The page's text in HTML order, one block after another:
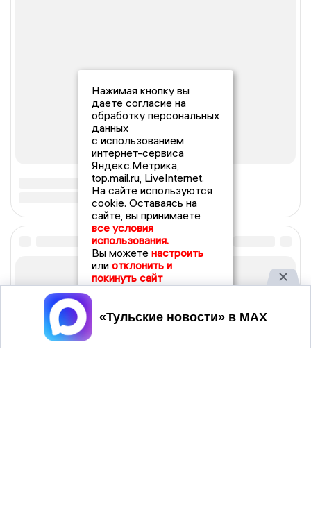
Нажимая кнопку вы
даете согласие на
обработку персональных
данных
с использованием
интернет-сервиса
Яндекс.Метрика,
top.mail.ru, LiveInternet.
На сайте используются
cookie. Оставаясь на
сайте, вы принимаете
все условия
использования.
Вы можете настроить
или отклонить и
покинуть сайт
Принять